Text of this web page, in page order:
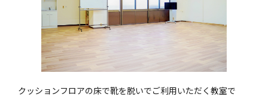
クッションフロアの床で靴を脱いでご利用いただく教室で